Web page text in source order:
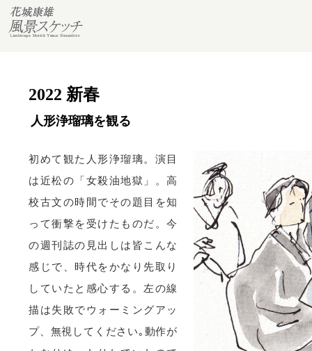
2022 新春
人形浄瑠璃を観る
初めて観た人形浄瑠璃。演目
は近松の「女殺油地獄」。高
校古文の時間でその題目を知
って衝撃を受けたものだ。今
の週刊誌の見出しは皆こんな
感じで、時代をかなり先取り
していたと感心する。左の線
描は失敗でウォーミングアッ
プ、無視してください｡動作が